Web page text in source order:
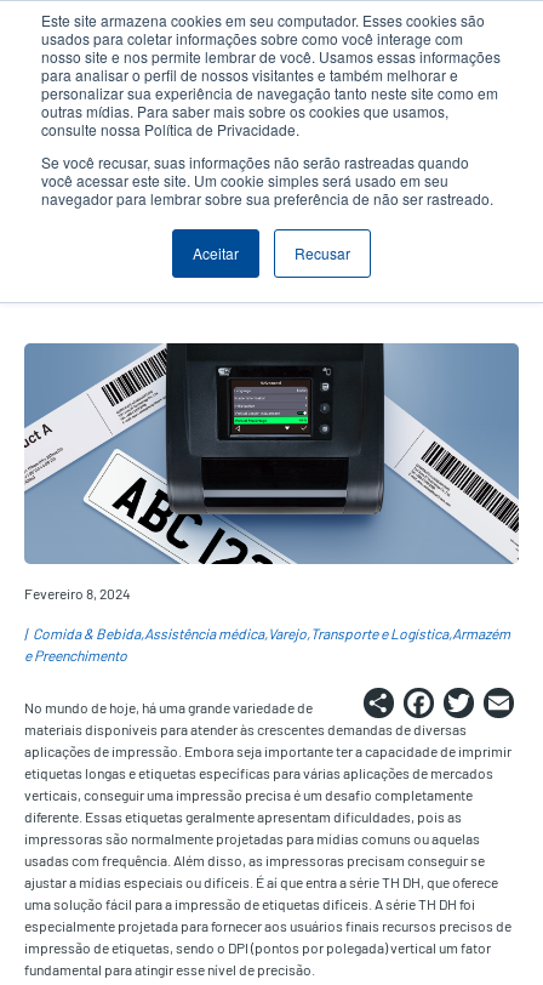
Este site armazena cookies em seu computador. Esses cookies são
usados para coletar informações sobre como você interage com
nosso site e nos permite lembrar de você. Usamos essas informações
para analisar o perfil de nossos visitantes e também melhorar e
personalizar sua experiência de navegação tanto neste site como em
outras mídias. Para saber mais sobre os cookies que usamos,
consulte nossa Política de Privacidade.
Se você recusar, suas informações não serão rastreadas quando
você acessar este site. Um cookie simples será usado em seu
navegador para lembrar sobre sua preferência de não ser rastreado.
Aceitar Recusar
conteúdo
principal
User
account
User
Header
Seletor de Produto Contactar Vendas
Use a série TH DH para imprimir
facilmente etiquetas difíceis com
alta precisão
Fevereiro 8, 2024
Comida & Bebida Assistência médica Varejo Transporte e Logística Armazém
e Preenchimento
Share
No mundo de hoje, há uma grande variedade de
materiais disponíveis para atender às crescentes demandas de diversas
aplicações de impressão. Embora seja importante ter a capacidade de imprimir
etiquetas longas e etiquetas específicas para várias aplicações de mercados
verticais, conseguir uma impressão precisa é um desafio completamente
diferente. Essas etiquetas geralmente apresentam dificuldades, pois as
impressoras são normalmente projetadas para mídias comuns ou aquelas
usadas com frequência. Além disso, as impressoras precisam conseguir se
ajustar a mídias especiais ou difíceis. É aí que entra a série TH DH, que oferece
uma solução fácil para a impressão de etiquetas difíceis. A série TH DH foi
especialmente projetada para fornecer aos usuários finais recursos precisos de
impressão de etiquetas, sendo o DPI (pontos por polegada) vertical um fator
fundamental para atingir esse nível de precisão.